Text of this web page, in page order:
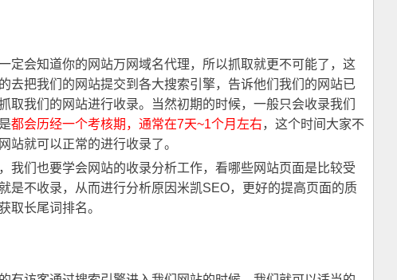
会知道你的网站万网域名代理，所以抓取就更不可能了，这
去把我们的网站提交到各大搜索引擎，告诉他们我们的网站已
取我们的网站进行收录。当然初期的时候，一般只会收录我们
都会历经一个考核期，通常在7天~1个月左右，这个时间大家不
站就可以正常的进行收录了。
们也要学会网站的收录分析工作，看哪些网站页面是比较受
是不收录，从而进行分析原因米凯SEO，更好的提高页面的质
取长尾词排名。